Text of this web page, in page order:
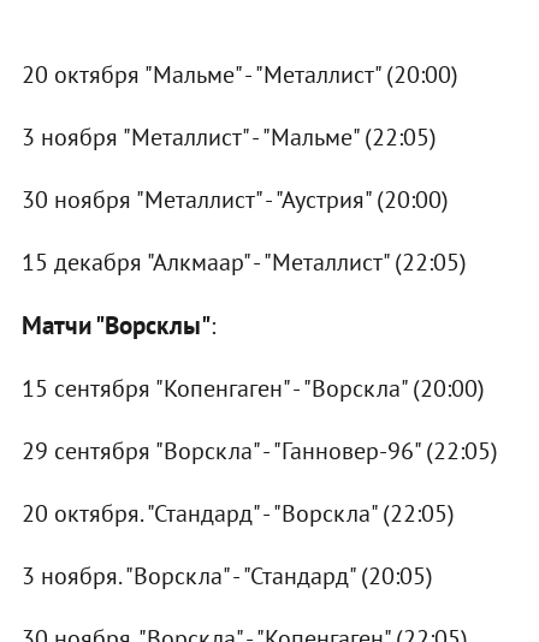
20 октября "Мальме" - "Металлист" (20:00)
3 ноября "Металлист" - "Мальме" (22:05)
30 ноября "Металлист" - "Аустрия" (20:00)
15 декабря "Алкмаар" - "Металлист" (22:05)
Матчи "Ворсклы":
15 сентября "Копенгаген" - "Ворскла" (20:00)
29 сентября "Ворскла" - "Ганновер-96" (22:05)
20 октября. "Стандард" - "Ворскла" (22:05)
3 ноября. "Ворскла" - "Стандард" (20:05)